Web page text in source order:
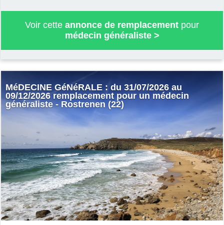
Voir cette annonce de remplacement pour
médecin généraliste>
MéDECINE GéNéRALE : du 31/07/2026 au
09/12/2026 remplacement pour un médecin
généraliste - Rostrenen (22)